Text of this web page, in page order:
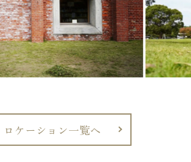
ロケーション一覧へ